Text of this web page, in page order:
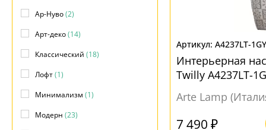
A4237LT-1GY
Интерьерная
Twilly A4237LT-
Arte Lamp
7 490 ₽
Ар-Нуво(2)
Арт-деко(14)
Классический (18)
Лофт(1)
Минимализм (1)
Модерн (23)